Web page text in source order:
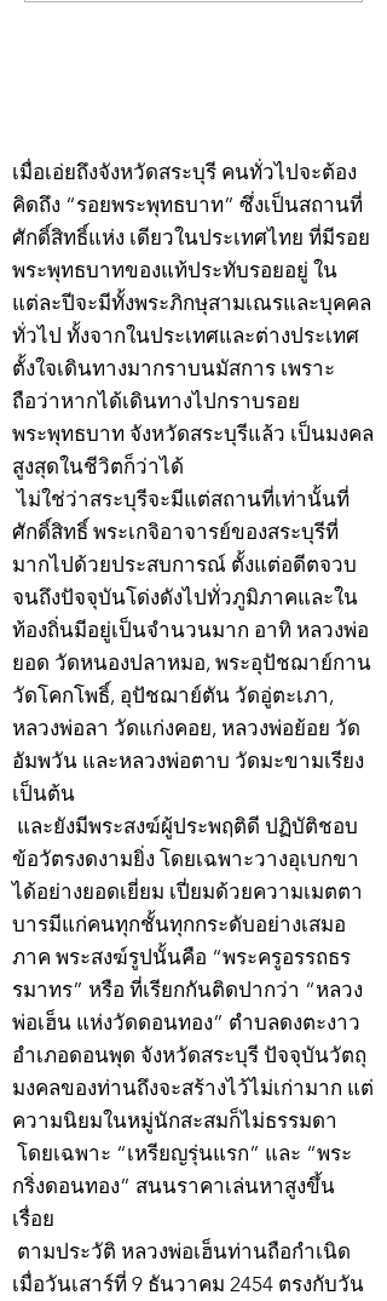
พระ"ประจำพุธที่ 29
เมื่อเอ่ยถึงจังหวัดสระบุรี คนทั่วไปจะต้อง
คิดถึง “รอยพระพุทธบาท” ซึ่งเป็นสถานที่
ศักดิ์สิทธิ์แห่ง เดียวในประเทศไทย ที่มีรอย
พระพุทธบาทของแท้ประทับรอยอยู่ ใน
แต่ละปีจะมีทั้งพระภิกษุสามเณรและบุคคล
ทั่วไป ทั้งจากในประเทศและต่างประเทศ
ตั้งใจเดินทางมากราบนมัสการ เพราะ
ถือว่าหากได้เดินทางไปกราบรอย
พระพุทธบาท จังหวัดสระบุรีแล้ว เป็นมงคล
สูงสุดในชีวิตก็ว่าได้
ไม่ใช่ว่าสระบุรีจะมีแต่สถานที่เท่านั้นที่
ศักดิ์สิทธิ์ พระเกจิอาจารย์ของสระบุรีที่
มากไปด้วยประสบการณ์ ตั้งแต่อดีตจวบ
จนถึงปัจจุบันโด่งดังไปทั่วภูมิภาคและใน
ท้องถิ่นมีอยู่เป็นจำนวนมาก อาทิ หลวงพ่อ
ยอด วัดหนองปลาหมอ, พระอุปัชฌาย์กาน
วัดโคกโพธิ์, อุปัชฌาย์ตัน วัดอู่ตะเภา,
หลวงพ่อลา วัดแก่งคอย, หลวงพ่อย้อย วัด
อัมพวัน และหลวงพ่อตาบ วัดมะขามเรียง
เป็นต้น
และยังมีพระสงฆ์ผู้ประพฤติดี ปฏิบัติชอบ
ข้อวัตรงดงามยิ่ง โดยเฉพาะวางอุเบกขา
ได้อย่างยอดเยี่ยม เปี่ยมด้วยความเมตตา
บารมีแก่คนทุกชั้นทุกกระดับอย่างเสมอ
ภาค พระสงฆ์รูปนั้นคือ “พระครูอรรถธร
รมาทร” หรือ ที่เรียกกันติดปากว่า “หลวง
พ่อเฮ็น แห่งวัดดอนทอง” ตำบลดงตะงาว
อำเภอดอนพุด จังหวัดสระบุรี ปัจจุบันวัตถุ
มงคลของท่านถึงจะสร้างไว้ไม่เก่ามาก แต่
ความนิยมในหมู่นักสะสมก็ไม่ธรรมดา
โดยเฉพาะ “เหรียญรุ่นแรก” และ “พระ
กริ่งดอนทอง” สนนราคาเล่นหาสูงขึ้น
เรื่อย
ตามประวัติ หลวงพ่อเฮ็นท่านถือกำเนิด
เมื่อวันเสาร์ที่ 9 ธันวาคม 2454 ตรงกับวัน